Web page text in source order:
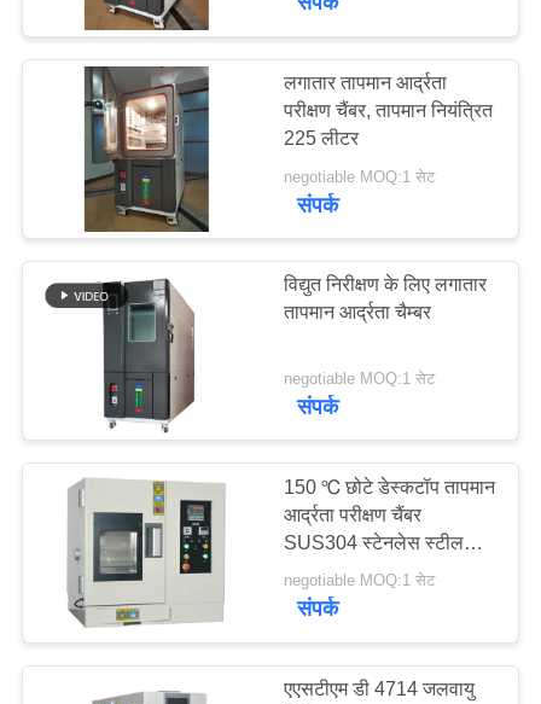
नियंत्रण
अनुरोध
करें
PRIVACY
POLICY
लगातार तापमान आर्द्रता
परीक्षण चैंबर, तापमान नियंत्रित
225 लीटर
negotiable MOQ:1 सेट
संपर्क
विद्युत निरीक्षण के लिए लगातार
तापमान आर्द्रता चैम्बर
negotiable MOQ:1 सेट
संपर्क
150 ℃ छोटे डेस्कटॉप तापमान
आर्द्रता परीक्षण चैंबर
SUS304 स्टेनलेस स्टील
सामग्री
negotiable MOQ:1 सेट
संपर्क
एएसटीएम डी 4714 जलवायु